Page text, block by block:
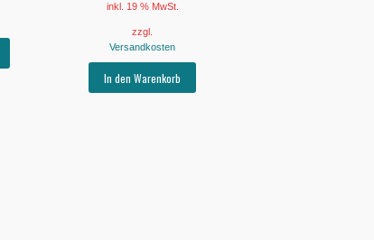
inkl. 19 % MwSt.
zzgl.
Versandkosten
In den Warenkorb